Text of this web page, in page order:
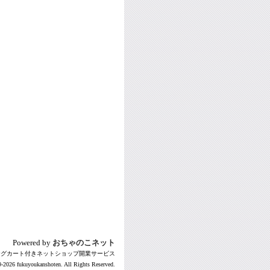
Powered by おちゃのこネット
カート付きネットショップ開業サービス
2026 fukuyoukanshoten. All Rights Reserved.